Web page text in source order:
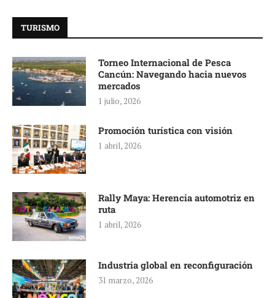
TURISMO
Torneo Internacional de Pesca
Cancún: Navegando hacia nuevos
mercados
1 julio, 2026
Promoción turística con visión
1 abril, 2026
Rally Maya: Herencia automotriz en
ruta
1 abril, 2026
Industria global en reconfiguración
31 marzo, 2026